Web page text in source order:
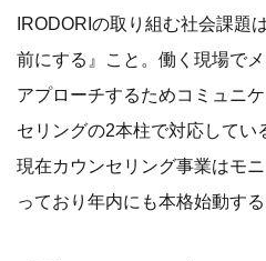
IRODORIの取り組む社会課題
前にする』こと。働く現場で
アプローチするためコミュニ
セリングの2本柱で対応してい
現在カウンセリング事業はモ
っており年内にも本格始動する